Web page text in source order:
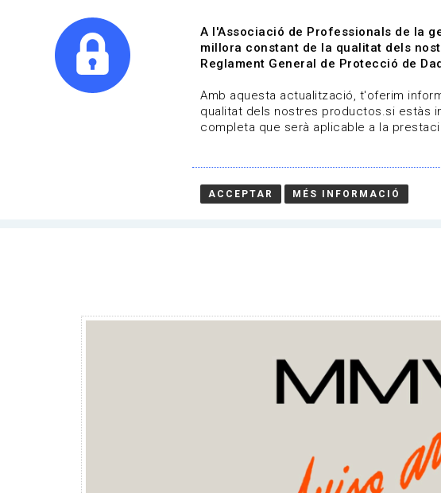
Qui som Línies
Convocatòries | Música
15-01-2024 fins al 31-03-2024
A l'Associació de Professionals de la
millora constant de la qualitat dels
Reglament General de Protecció de
Amb aquesta actualització, t'oferim
qualitat dels nostres productos.si estàs
completa que serà aplicable a la
ACCEPTAR MÉS INFORMACIÓ